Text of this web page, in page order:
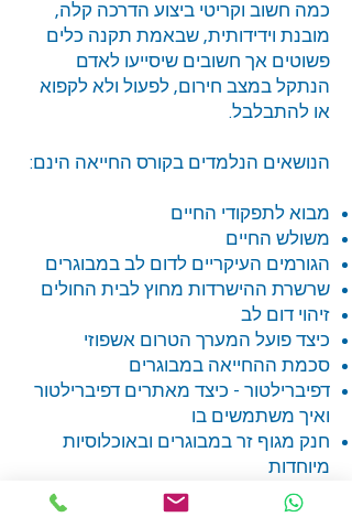
כמה חשוב וקריטי ביצוע הדרכה קלה,
מובנת וידידותית, שבאמת תקנה כלים
פשוטים אך חשובים שיסייעו לאדם
הנתקל במצב חירום, לפעול ולא לקפוא
או להתבלבל.
הנושאים הנלמדים בקורס החייאה הינם:
מבוא לתפקודי החיים
משולש החיים
הגורמים העיקריים לדום לב במבוגרים
שרשרת ההישרדות מחוץ לבית החולים
זיהוי דום לב
כיצד פועל המערך הטרום אשפוזי
סכמת ההחייאה במבוגרים
דפיברילטור - כיצד מאתרים דפיברילטור
ואיך משתמשים בו
חנק מגוף זר במבוגרים ובאוכלוסיות
מיוחדות